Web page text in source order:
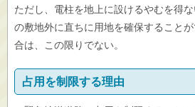
ただし、電柱を地上に設けるやむを得
の敷地外に直ちに用地を確保すること
合は、この限りでない。
占用を制限する理由